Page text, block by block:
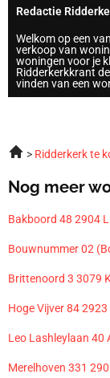
Redactie
Welkom op een
verkoop van
woningen voor je
Ridderkerkkrant
vinden van een
Ridderkerk te
Nog meer
Bakboord 48 2904
Bouwnummer 02
Brittenoord 3 3079
Hoge Vijver 84
Leo Lashleylaan 40
Merelhoven 331